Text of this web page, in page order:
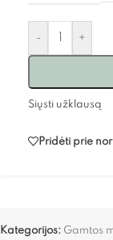
- +
Siųsti užklausą
Pridėti prie
Kategorijos: Gamtos